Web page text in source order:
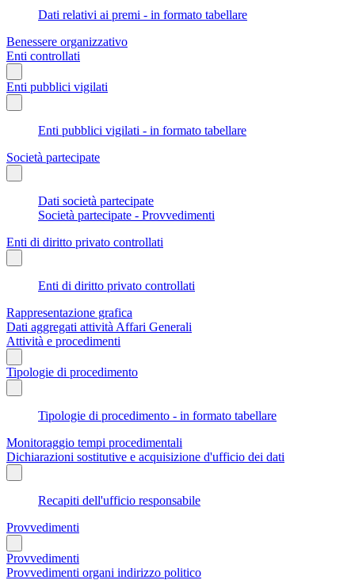
Dati relativi ai premi - in formato tabellare
Benessere organizzativo
Enti controllati
Enti pubblici vigilati
Enti pubblici vigilati - in formato tabellare
Società partecipate
Dati società partecipate
Società partecipate - Provvedimenti
Enti di diritto privato controllati
Enti di diritto privato controllati
Rappresentazione grafica
Dati aggregati attività Affari Generali
Attività e procedimenti
Tipologie di procedimento
Tipologie di procedimento - in formato tabellare
Monitoraggio tempi procedimentali
Dichiarazioni sostitutive e acquisizione d'ufficio dei dati
Recapiti dell'ufficio responsabile
Provvedimenti
Provvedimenti
Provvedimenti organi indirizzo politico